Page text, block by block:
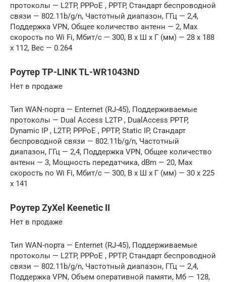
протоколы — L2TP, PPPoE , PPTP, Стандарт беспроводной
связи — 802.11b/g/n, Частотный диапазон, ГГц — 2,4,
Поддержка VPN, Общее количество антенн — 2, Max
скорость по Wi Fi, Мбит/с — 300, В x Ш x Г (мм) — 28 x 188
x 112, Вес — 0.264
Роутер TP-LINK TL-WR1043ND
Нет в продаже
Тип WAN-порта — Enternet (RJ-45), Поддерживаемые
протоколы — Dual Access L2TP , DualAccess PPTP,
Dynamic IP , L2TP, PPPoE , PPTP, Static IP, Стандарт
беспроводной связи — 802.11b/g/n, Частотный
диапазон, ГГц — 2,4, Поддержка VPN, Общее количество
антенн — 3, Мощность передатчика, dBm — 20, Max
скорость по Wi Fi, Мбит/с — 300, В x Ш x Г (мм) — 30 x 225
x 141
Роутер ZyXel Keenetic II
Нет в продаже
Тип WAN-порта — Enternet (RJ-45), Поддерживаемые
протоколы — L2TP, PPPoE , PPTP, Стандарт беспроводной
связи — 802.11b/g/n, Частотный диапазон, ГГц — 2,4,
Поддержка VPN, Объем оперативной памяти, Мб — 128,